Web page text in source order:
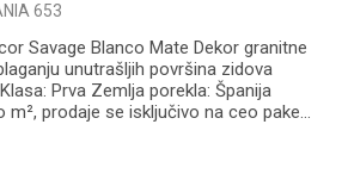
653
Savage Blanco Mate Dekor granitne
unutrašljih površina zidova
Prva Zemlja porekla: Španija
m², prodaje se isključivo na ceo pake...